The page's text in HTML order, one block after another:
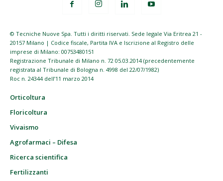
© Tecniche Nuove Spa. Tutti i diritti riservati. Sede legale Via Eritrea 21 -
20157 Milano | Codice fiscale, Partita IVA e Iscrizione al Registro delle
imprese di Milano: 00753480151
Registrazione Tribunale di Milano n. 72 05.03.2014 (precedentemente
registrata al Tribunale di Bologna n. 4998 del 22/07/1982)
Roc n. 24344 dell’11 marzo 2014
Orticoltura
Floricoltura
Vivaismo
Agrofarmaci – Difesa
Ricerca scientifica
Fertilizzanti